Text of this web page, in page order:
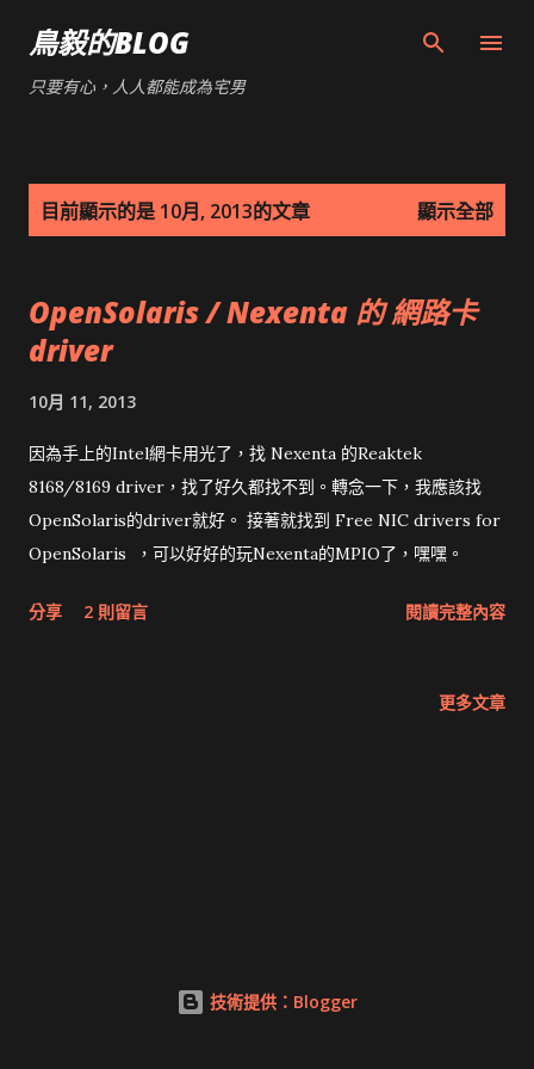
鳥毅的BLOG
只要有心，人人都能成為宅男
目前顯示的是 10月, 2013的文章 顯示全部
OpenSolaris / Nexenta 的 網路卡
driver
10月 11, 2013
因為手上的Intel網卡用光了，找 Nexenta 的Reaktek
8168/8169 driver，找了好久都找不到。轉念一下，我應該找
OpenSolaris的driver就好。 接著就找到 Free NIC drivers for
OpenSolaris ，可以好好的玩Nexenta的MPIO了，嘿嘿。
分享 2 則留言 閱讀完整內容
更多文章
技術提供：Blogger